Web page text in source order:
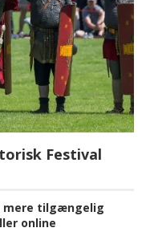
Festival
mere tilgængelig
online